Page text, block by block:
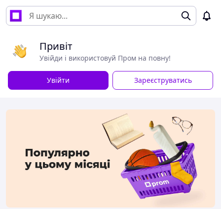
Привіт
Увійди і використовуй Пром на повну!
Увійти Зареєструватись